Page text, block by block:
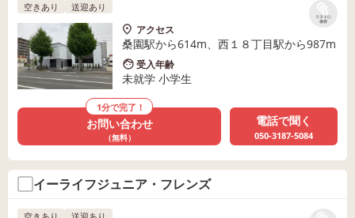
リストに
保存
空きあり 送迎あり
アクセス
桑園駅から614m、西１８丁目駅から987m
受入年齢
未就学 小学生
1分で完了！
お問い合わせ
（無料）
電話で聞く
050-3187-5084
イーライフジュニア・フレンズ